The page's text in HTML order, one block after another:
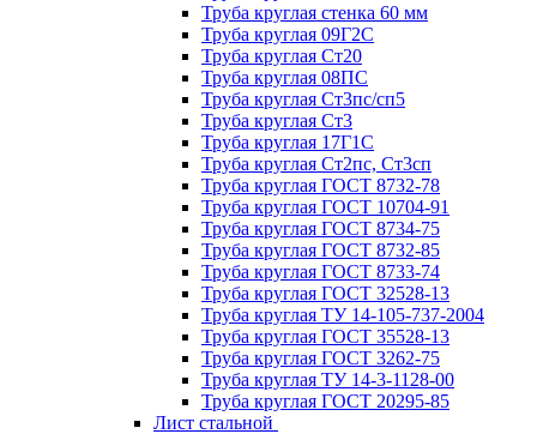
Труба круглая стенка 60 мм
Труба круглая 09Г2С
Труба круглая Ст20
Труба круглая 08ПС
Труба круглая Ст3пс/сп5
Труба круглая Ст3
Труба круглая 17Г1С
Труба круглая Ст2пс, Ст3сп
Труба круглая ГОСТ 8732-78
Труба круглая ГОСТ 10704-91
Труба круглая ГОСТ 8734-75
Труба круглая ГОСТ 8732-85
Труба круглая ГОСТ 8733-74
Труба круглая ГОСТ 32528-13
Труба круглая ТУ 14-105-737-2004
Труба круглая ГОСТ 35528-13
Труба круглая ГОСТ 3262-75
Труба круглая ТУ 14-3-1128-00
Труба круглая ГОСТ 20295-85
Лист стальной